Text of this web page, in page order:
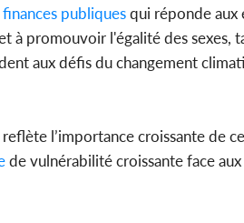
finances publiquesqui réponde aux
à promouvoir l'égalité des sexes,
aux défis du changement
l’importance croissante de
de vulnérabilité croissante face